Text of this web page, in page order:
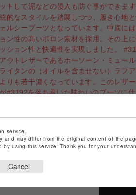
ットして泥などの侵入も防ぐ事ができま
統的なスタイルを踏襲しつつ、履き心地
ェルシーブーツとなっています。中底に
ョン性の高いポロン素材を採用。その上
ッション性と快適性を実現しました。
アウトレザーであるホーソーン・ミュー
ライタンの（オイルを含ませない）ラフ
よりも若干濃くなっています。このレザ
が#3192を落ち着いた味わいのブーツに
service.
and may differ from the original content of the
using this service. Thank you for your
Cancel